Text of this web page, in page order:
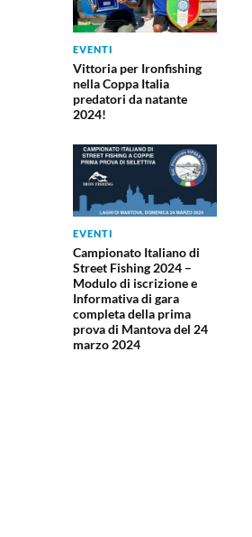
EVENTI
Vittoria per Ironfishing
nella Coppa Italia
predatori da natante
2024!
EVENTI
Campionato Italiano di
Street Fishing 2024 –
Modulo di iscrizione e
Informativa di gara
completa della prima
prova di Mantova del 24
marzo 2024